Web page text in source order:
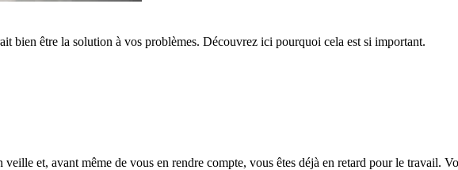
bien être la solution à vos problèmes. Découvrez ici pourquoi cela est si important.
et, avant même de vous en rendre compte, vous êtes déjà en retard pour le travail.